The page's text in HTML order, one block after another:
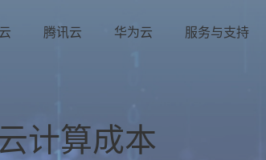
腾讯云 华为云 服务与支持
计算成本